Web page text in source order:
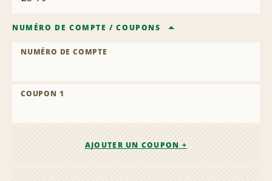
NUMÉRO DE COMPTE /COUPONS
NUMÉRO DE COMPTE
COUPON 1
AJOUTER UN COUPON +